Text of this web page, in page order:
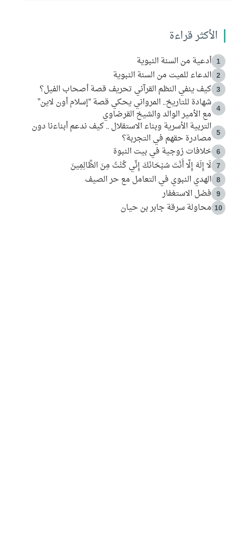
الأكثر قراءة
1 أدعية من السنة النبوية
2 الدعاء للميت من السنة النبوية
3 كيف ينفي النظم القرآني تحريف قصة أصحاب الفيل؟
4
شهادة للتاريخ.. المرواني يحكي قصة “إسلام أون لاين”
مع الأمير الوالد والشيخ القرضاوي
5
التربية الأسرية وبناء الاستقلال .. كيف ندعم أبناءنا دون
مصادرة حقهم في التجربة؟
6 خلافات زوجية في بيت النبوة
7 لَا إِلَهَ إِلَّا أَنْتَ سُبْحَانَكَ إِنِّي كُنْتُ مِنَ الظَّالِمِينَ
8 الهدي النبوي في التعامل مع حر الصيف
9 فضل الاستغفار
10 محاولة سرقة جابر بن حيان